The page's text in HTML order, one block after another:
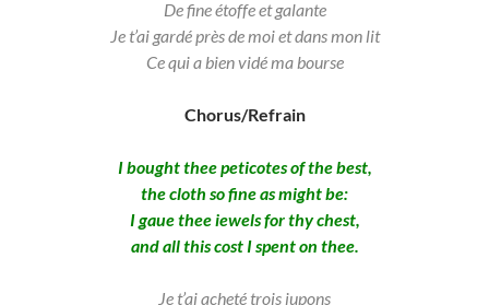
De fine étoffe et galante
Je t’ai gardé près de moi et dans mon lit
Ce qui a bien vidé ma bourse
Chorus/Refrain
I bought thee peticotes of the best,
the cloth so fine as might be:
I gaue thee iewels for thy chest,
and all this cost I spent on thee.
Je t’ai acheté trois jupons